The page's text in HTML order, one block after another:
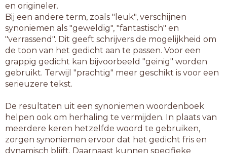
en origineler.
Bij een andere term, zoals "leuk", verschijnen
synoniemen als "geweldig", "fantastisch" en
"verrassend". Dit geeft schrijvers de mogelijkheid om
de toon van het gedicht aan te passen. Voor een
grappig gedicht kan bijvoorbeeld "geinig" worden
gebruikt. Terwijl "prachtig" meer geschikt is voor een
serieuzere tekst.
De resultaten uit een synoniemen woordenboek
helpen ook om herhaling te vermijden. In plaats van
meerdere keren hetzelfde woord te gebruiken,
zorgen synoniemen ervoor dat het gedicht fris en
dynamisch blijft. Daarnaast kunnen specifieke